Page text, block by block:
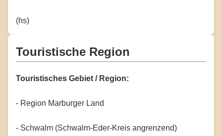
(hs)
Touristische Region
Touristisches Gebiet / Region:
- Region Marburger Land
- Schwalm (Schwalm-Eder-Kreis angrenzend)